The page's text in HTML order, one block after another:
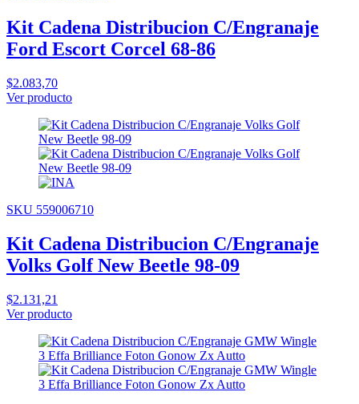
Kit Cadena Distribucion C/Engranaje
Ford Escort Corcel 68-86
$2.083,70
Ver producto
SKU 559006710
Kit Cadena Distribucion C/Engranaje
Volks Golf New Beetle 98-09
$2.131,21
Ver producto